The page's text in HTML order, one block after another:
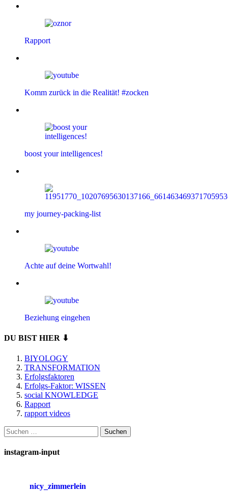
Rapport
Komm zurück in die Realität! #zocken
boost your intelligences!
my journey-packing-list
Achte auf deine Wortwahl!
Beziehung eingehen
DU BIST HIER ⬇
BIYOLOGY
TRANSFORMATION
Erfolgsfaktoren
Erfolgs-Faktor: WISSEN
social KNOWLEDGE
Rapport
rapport videos
Suchen
nach:
instagram-input
nicy_zimmerlein